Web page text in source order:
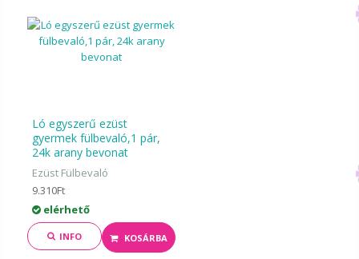
Ló egyszerű ezüst
gyermek fülbevaló,1 pár,
24k arany bevonat
Ezüst Fülbevaló
9.310Ft
elérhető
INFO KOSÁRBA